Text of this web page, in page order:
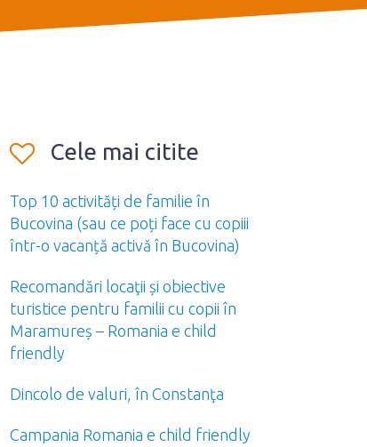
Cele mai citite
Top 10 activități de familie în
Bucovina (sau ce poți face cu copiii
într-o vacanță activă în Bucovina)
Recomandări locaţii și obiective
turistice pentru familii cu copii în
Maramureș – Romania e child
friendly
Dincolo de valuri, în Constanţa
Campania Romania e child friendly